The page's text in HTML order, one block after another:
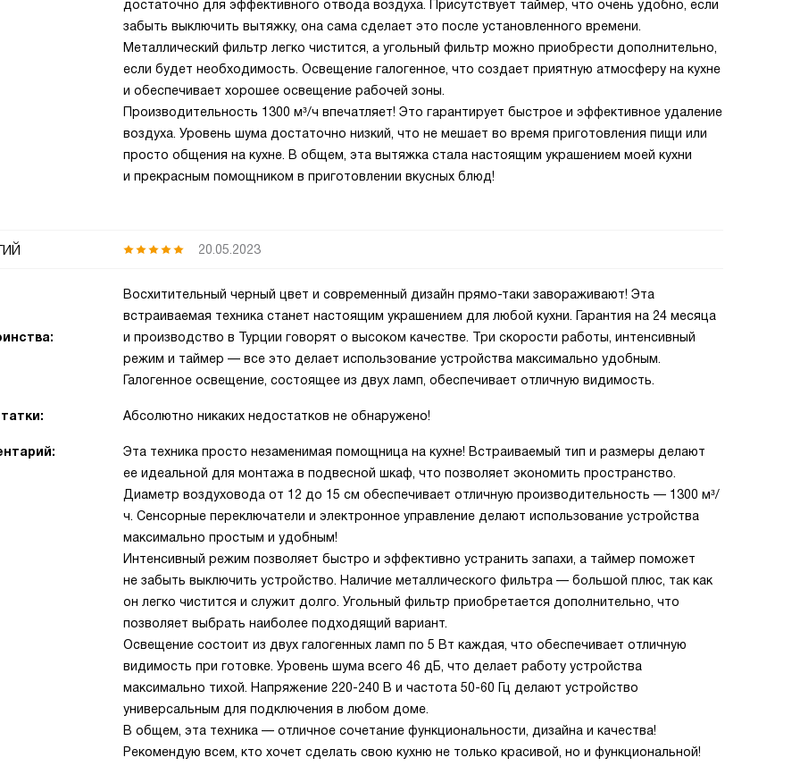
достаточно для эффективного отвода воздуха. Присутствует таймер, что очень удобно, если
забыть выключить вытяжку, она сама сделает это после установленного времени.
Металлический фильтр легко чистится, а угольный фильтр можно приобрести дополнительно,
если будет необходимость. Освещение галогенное, что создает приятную атмосферу на кухне
и обеспечивает хорошее освещение рабочей зоны.
Производительность 1300 м³/ч впечатляет! Это гарантирует быстрое и эффективное удаление
воздуха. Уровень шума достаточно низкий, что не мешает во время приготовления пищи или
просто общения на кухне. В общем, эта вытяжка стала настоящим украшением моей кухни
и прекрасным помощником в приготовлении вкусных блюд!
20.05.2023
Восхитительный черный цвет и современный дизайн прямо-таки завораживают! Эта
встраиваемая техника станет настоящим украшением для любой кухни. Гарантия на 24 месяца
и производство в Турции говорят о высоком качестве. Три скорости работы, интенсивный
режим и таймер — все это делает использование устройства максимально удобным.
Галогенное освещение, состоящее из двух ламп, обеспечивает отличную видимость.
Абсолютно никаких недостатков не обнаружено!
Эта техника просто незаменимая помощница на кухне! Встраиваемый тип и размеры делают
ее идеальной для монтажа в подвесной шкаф, что позволяет экономить пространство.
Диаметр воздуховода от 12 до 15 см обеспечивает отличную производительность — 1300 м³/
ч. Сенсорные переключатели и электронное управление делают использование устройства
максимально простым и удобным!
Интенсивный режим позволяет быстро и эффективно устранить запахи, а таймер поможет
не забыть выключить устройство. Наличие металлического фильтра — большой плюс, так как
он легко чистится и служит долго. Угольный фильтр приобретается дополнительно, что
позволяет выбрать наиболее подходящий вариант.
Освещение состоит из двух галогенных ламп по 5 Вт каждая, что обеспечивает отличную
видимость при готовке. Уровень шума всего 46 дБ, что делает работу устройства
максимально тихой. Напряжение 220-240 В и частота 50-60 Гц делают устройство
универсальным для подключения в любом доме.
В общем, эта техника — отличное сочетание функциональности, дизайна и качества!
Рекомендую всем, кто хочет сделать свою кухню не только красивой, но и функциональной!